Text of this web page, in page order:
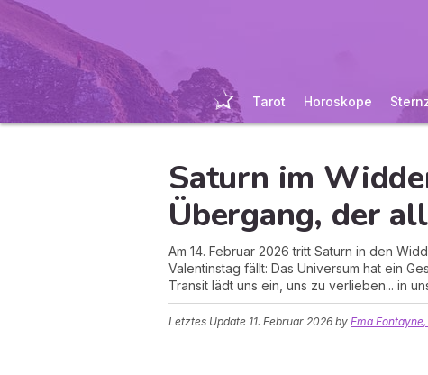
Tarot Horoskope
Saturn im
Übergang, der
Am 14. Februar 2026 tritt Saturn in den
Valentinstag fällt: Das Universum hat ein
Transit lädt uns ein, uns zu verlieben... in
Letztes Update 11. Februar 2026 by Ema